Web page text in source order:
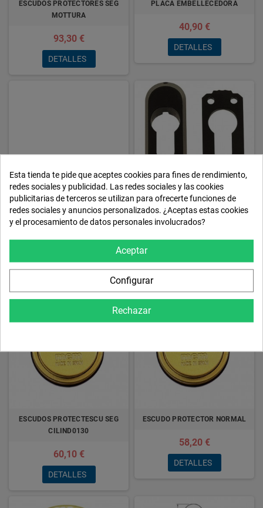
ESCUDOS PROTECTORES SEG
MOTTURA
93,30 €
DETALLES
PLACA EMBELLECEDORA
40,90 €
DETALLES
PLACA EMBELLECEDORA
ESCUDOS PROTECTOR ESCUDO
NORMAL
ESCUDOS PROTECTESCU SEG
CILIND0130
60,10 €
DETALLES
ESCUDO PROTECTOR NORMAL
58,20 €
DETALLES
Esta tienda te pide que aceptes cookies para fines de rendimiento,
redes sociales y publicidad. Las redes sociales y las cookies
publicitarias de terceros se utilizan para ofrecerte funciones de
redes sociales y anuncios personalizados. ¿Aceptas estas cookies
y el procesamiento de datos personales involucrados?
Aceptar
Configurar
Rechazar